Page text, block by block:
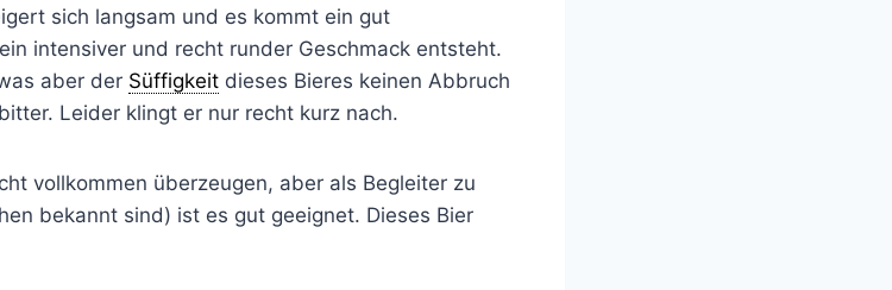
sich langsam und es kommt ein gut
intensiver und recht runder Geschmack entsteht.
aber der Süffigkeit dieses Bieres keinen Abbruch
Leider klingt er nur recht kurz nach.
vollkommen überzeugen, aber als Begleiter zu
bekannt sind) ist es gut geeignet. Dieses Bier